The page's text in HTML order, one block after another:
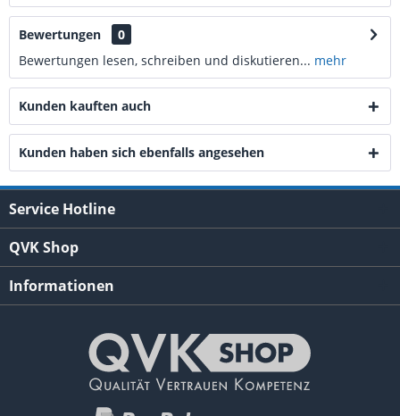
Bewertungen
0
Bewertungen lesen, schreiben und diskutieren... mehr
Kunden kauften auch
Kunden haben sich ebenfalls angesehen
Service Hotline
QVK Shop
Informationen